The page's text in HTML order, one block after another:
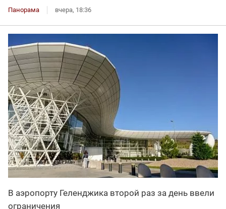
Панорама вчера, 18:36
В аэропорту Геленджика второй раз за день ввели
ограничения